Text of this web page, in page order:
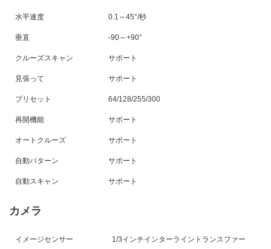
水平速度 0.1～45°/秒
垂直 -90～+90°
クルーズスキャン サポート
見張って サポート
プリセット 64/128/255/300
再開機能 サポート
オートクルーズ サポート
自動パターン サポート
自動スキャン サポート
カメラ
イメージセンサー
1/3インチインターライントランスファー